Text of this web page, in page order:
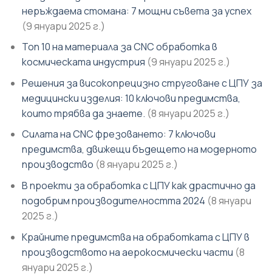
неръждаема стомана: 7 мощни съвета за успех
(9 януари 2025 г.)
Топ 10 на материала за CNC обработка в
космическата индустрия (9 януари 2025 г.)
Решения за високопрецизно струговане с ЦПУ за
медицински изделия: 10 ключови предимства,
които трябва да знаете. (8 януари 2025 г.)
Силата на CNC фрезоването: 7 ключови
предимства, движещи бъдещето на модерното
производство (8 януари 2025 г.)
В проекти за обработка с ЦПУ как драстично да
подобрим производителността 2024 (8 януари
2025 г.)
Крайните предимства на обработката с ЦПУ в
производството на аерокосмически части (8
януари 2025 г.)